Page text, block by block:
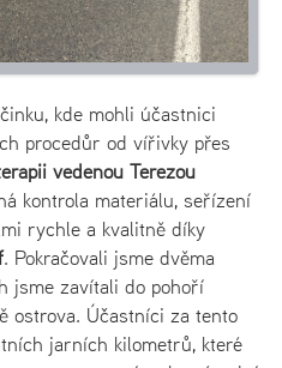
kde mohli účastnici
procedůr od vířivky přes
vedenou Terezou
kontrola materiálu, seřízení
rychle a kvalitně díky
. Pokračovali jsme dvěma
jsme zavítali do pohoří
ostrova. Účastníci za tento
jarních kilometrů, které